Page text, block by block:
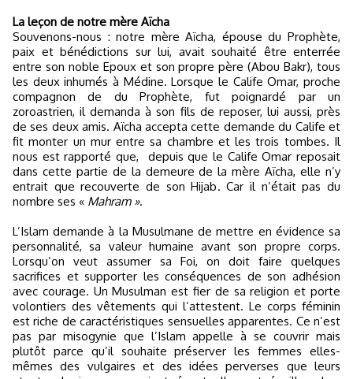
La leçon de notre mère Aïcha
Souvenons-nous : notre mère Aïcha, épouse du Prophète,
paix et bénédictions sur lui, avait souhaité être enterrée
entre son noble Epoux et son propre père (Abou Bakr), tous
les deux inhumés à Médine. Lorsque le Calife Omar, proche
compagnon de du Prophète, fut poignardé par un
zoroastrien, il demanda à son fils de reposer, lui aussi, près
de ses deux amis. Aïcha accepta cette demande du Calife et
fit monter un mur entre sa chambre et les trois tombes. Il
nous est rapporté que,
depuis que le Calife Omar reposait
dans cette partie de la demeure de la mère Aïcha, elle n’y
entrait que recouverte de son Hijab. Car il n’était pas du
nombre ses « Mahram ».
L’Islam demande à la Musulmane de mettre en évidence sa
personnalité, sa valeur humaine avant son propre corps.
Lorsqu’on veut assumer sa Foi, on doit faire quelques
sacrifices et supporter les conséquences de son adhésion
avec courage. Un Musulman est fier de sa religion et porte
volontiers des vêtements qui l’attestent. Le corps féminin
est riche de caractéristiques sensuelles apparentes. Ce n’est
pas par misogynie que l’Islam appelle à se couvrir mais
plutôt parce qu’il souhaite préserver les femmes elles-
mêmes des vulgaires et des idées perverses que leurs